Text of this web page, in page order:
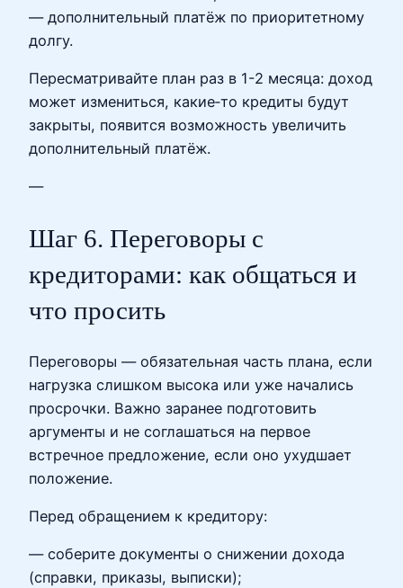
— дополнительный платёж по приоритетному
долгу.
Пересматривайте план раз в 1-2 месяца: доход
может измениться, какие‑то кредиты будут
закрыты, появится возможность увеличить
дополнительный платёж.
—
Шаг 6. Переговоры с
кредиторами: как общаться и
что просить
Переговоры — обязательная часть плана, если
нагрузка слишком высока или уже начались
просрочки. Важно заранее подготовить
аргументы и не соглашаться на первое
встречное предложение, если оно ухудшает
положение.
Перед обращением к кредитору:
— соберите документы о снижении дохода
(справки, приказы, выписки);